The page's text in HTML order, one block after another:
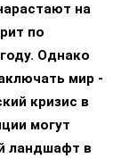
на
по
Однако
мир -
кризис в
могут
ландшафт в